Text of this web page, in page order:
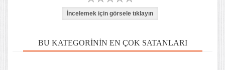
BU KATEGORININ EN ÇOK SATANLARI